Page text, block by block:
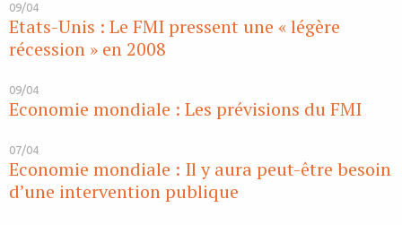
09/04
Etats-Unis : Le FMI pressent une « légère
récession » en 2008
09/04
Economie mondiale : Les prévisions du FMI
07/04
Economie mondiale : Il y aura peut-être besoin
d’une intervention publique